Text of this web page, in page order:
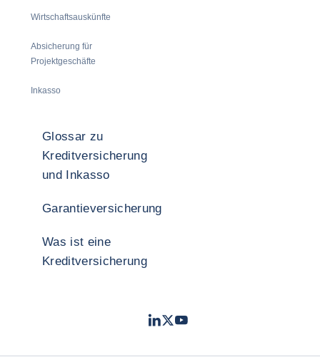
Wirtschaftsauskünfte
Absicherung für
Projektgeschäfte
Inkasso
Glossar zu
Kreditversicherung
und Inkasso
Garantieversicherung
Was ist eine
Kreditversicherung
LinkedIn
TwitterYouTube